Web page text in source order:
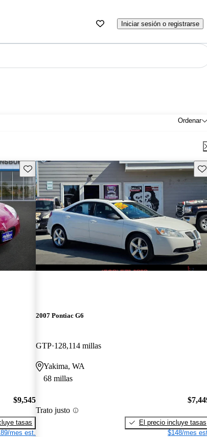
Iniciar sesión o registrarse
Ordenar
Guarda este Aviso
$9,545
tasas
mes est.
2007 Pontiac G6
GTP 128,114 millas
Yakima, WA
68 millas
Trato justo
El precio incluye tasas
$148/mes